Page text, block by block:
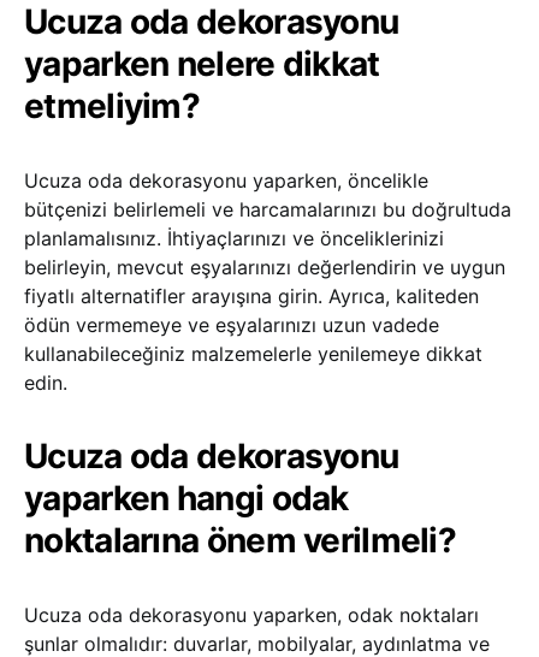
Ucuza oda dekorasyonu
yaparken nelere dikkat
etmeliyim?
Ucuza oda dekorasyonu yaparken, öncelikle
bütçenizi belirlemeli ve harcamalarınızı bu doğrultuda
planlamalısınız. İhtiyaçlarınızı ve önceliklerinizi
belirleyin, mevcut eşyalarınızı değerlendirin ve uygun
fiyatlı alternatifler arayışına girin. Ayrıca, kaliteden
ödün vermemeye ve eşyalarınızı uzun vadede
kullanabileceğiniz malzemelerle yenilemeye dikkat
edin.
Ucuza oda dekorasyonu
yaparken hangi odak
noktalarına önem verilmeli?
Ucuza oda dekorasyonu yaparken, odak noktaları
şunlar olmalıdır: duvarlar, mobilyalar, aydınlatma ve